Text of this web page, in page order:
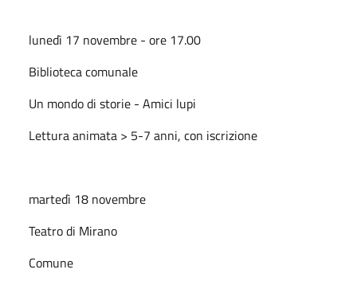
lunedì 17 novembre - ore 17.00
Biblioteca comunale
Un mondo di storie - Amici lupi
Lettura animata > 5-7 anni, con iscrizione
martedì 18 novembre
Teatro di Mirano
Comune